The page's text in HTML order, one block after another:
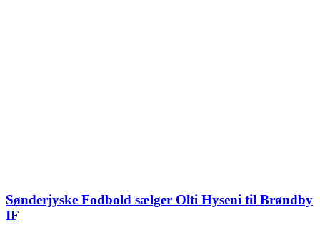
Sønderjyske Fodbold sælger Olti Hyseni til Brøndby
IF